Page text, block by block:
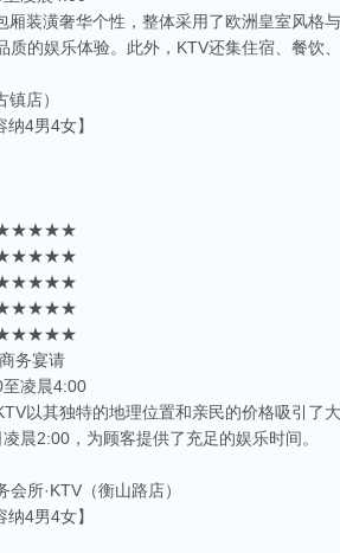
厢装潢奢华个性，整体采用了欧洲皇室风格
质的娱乐体验。此外，KTV还集住宿、餐饮
店）
4男4女】
务宴请
凌晨4:00
以其独特的地理位置和亲民的价格吸引了
晨2:00，为顾客提供了充足的娱乐时间。
所·KTV（衡山路店）
4男4女】